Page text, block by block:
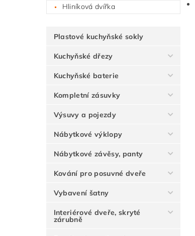
Hliníková dvířka
Plastové kuchyňské sokly
Kuchyňské dřezy
Kuchyňské baterie
Kompletní zásuvky
Výsuvy a pojezdy
Nábytkové výklopy
Nábytkové závěsy, panty
Kování pro posuvné dveře
Vybavení šatny
Interiérové dveře, skryté
zárubně